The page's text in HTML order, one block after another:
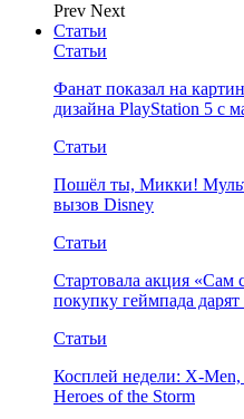
Prev Next
Статьи
Статьи
Фанат показал на
дизайна PlayStation 5 с
Статьи
Пошёл ты, Микки!
вызов Disney
Статьи
Стартовала акция «Сам
покупку геймпада
Статьи
Косплей недели: X-Men,
Heroes of the Storm